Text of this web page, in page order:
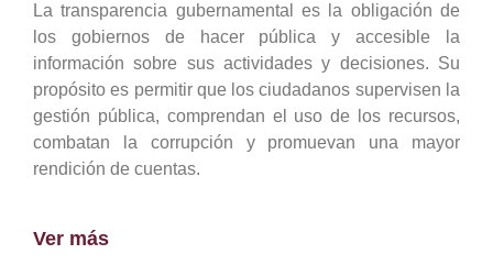
La transparencia gubernamental es la obligación de
los gobiernos de hacer pública y accesible la
información sobre sus actividades y decisiones. Su
propósito es permitir que los ciudadanos supervisen la
gestión pública, comprendan el uso de los recursos,
combatan la corrupción y promuevan una mayor
rendición de cuentas.
Ver más